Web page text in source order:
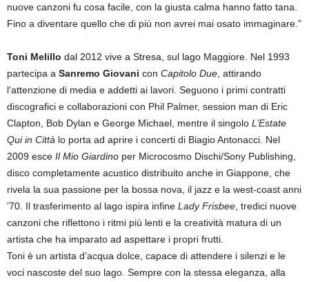
nuove canzoni fu cosa facile, con la giusta calma hanno fatto tana.
Fino a diventare quello che di più non avrei mai osato immaginare.”
Toni Melillo dal 2012 vive a Stresa, sul lago Maggiore. Nel 1993
partecipa a Sanremo Giovani con Capitolo Due , attirando
l’attenzione di media e addetti ai lavori. Seguono i primi contratti
discografici e collaborazioni con Phil Palmer, session man di Eric
Clapton, Bob Dylan e George Michael, mentre il singolo L’Estate
Qui in Città lo porta ad aprire i concerti di Biagio Antonacci. Nel
2009 esce Il Mio Giardino per Microcosmo Dischi/Sony Publishing,
disco completamente acustico distribuito anche in Giappone, che
rivela la sua passione per la bossa nova, il jazz e la west-coast anni
’70. Il trasferimento al lago ispira infine Lady Frisbee , tredici nuove
canzoni che riflettono i ritmi più lenti e la creatività matura di un
artista che ha imparato ad aspettare i propri frutti.
Toni è un artista d’acqua dolce, capace di attendere i silenzi e le
voci nascoste del suo lago. Sempre con la stessa eleganza, alla